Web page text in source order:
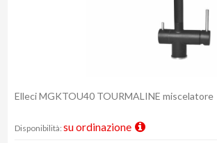
Elleci MGKTOU40 TOURMALINE miscelatore
Disponibilità: su ordinazione